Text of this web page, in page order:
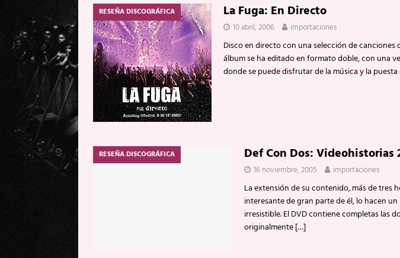
RESEÑA DISCOGRÁFICA La Fuga: En Directo
10 abril, 2006 importaciones
Disco en directo con una selección de canciones
álbum se ha editado en formato doble, con una
donde se puede disfrutar de la música y la
RESEÑA DISCOGRÁFICA Def Con Dos: Videohistorias
16 noviembre, 2005 importaciones
La extensión de su contenido, más de tres
interesante de gran parte de él, lo hacen
irresistible. El DVD contiene completas las
originalmente[…]